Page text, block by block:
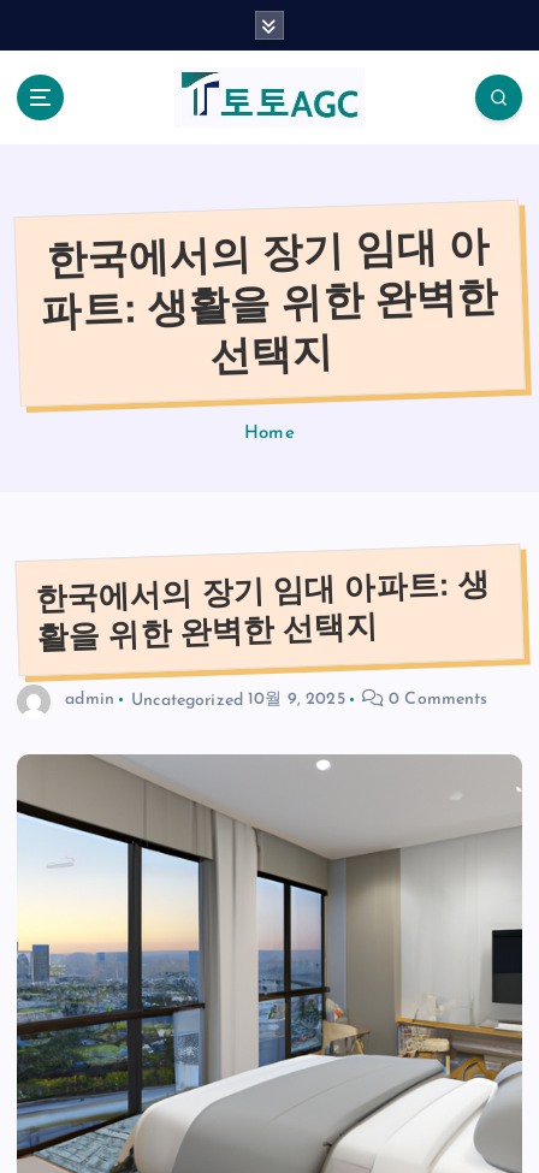
한국에서의 장기 임대 아
파트: 생활을 위한 완벽한
선택지
Home
한국에서의 장기 임대 아파트: 생
활을 위한 완벽한 선택지
admin Uncategorized 10월 9, 2025 0 Comments